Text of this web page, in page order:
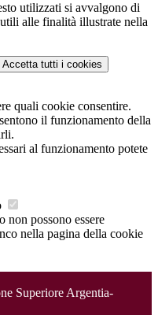
utilizzati si avvalgono di
alle finalità illustrate nella
Accetta tutti i cookies
quali cookie consentire.
il funzionamento della
al funzionamento potete
non possono essere
nella pagina della cookie
Superiore Argentia-